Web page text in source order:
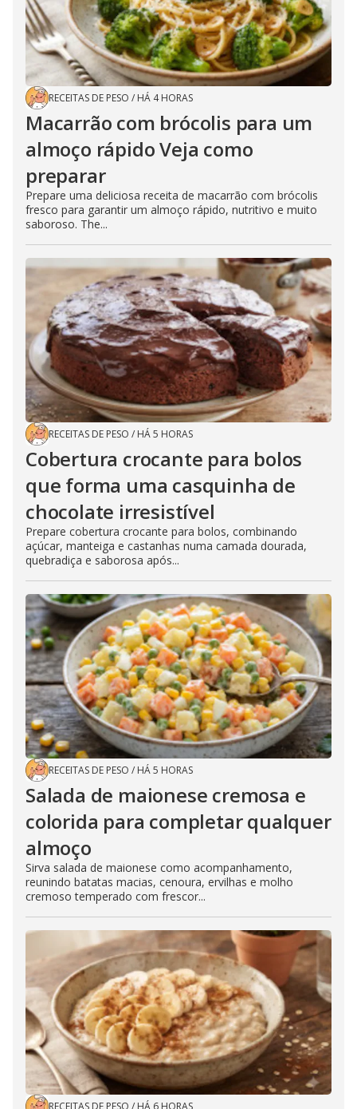
RECEITAS DE PESO / HÁ 4 HORAS
Macarrão com brócolis para um
almoço rápido Veja como
preparar
Prepare uma deliciosa receita de macarrão com brócolis
fresco para garantir um almoço rápido, nutritivo e muito
saboroso. The...
RECEITAS DE PESO / HÁ 5 HORAS
Cobertura crocante para bolos
que forma uma casquinha de
chocolate irresistível
Prepare cobertura crocante para bolos, combinando
açúcar, manteiga e castanhas numa camada dourada,
quebradiça e saborosa após...
RECEITAS DE PESO / HÁ 5 HORAS
Salada de maionese cremosa e
colorida para completar qualquer
almoço
Sirva salada de maionese como acompanhamento,
reunindo batatas macias, cenoura, ervilhas e molho
cremoso temperado com frescor...
RECEITAS DE PESO / HÁ 6 HORAS